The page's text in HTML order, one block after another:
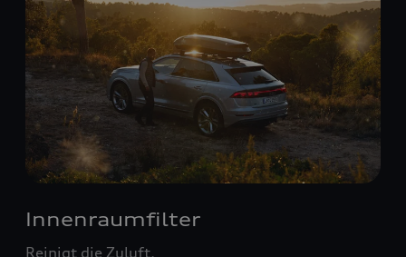
Innenraumfilter
Reinigt die Zuluft.